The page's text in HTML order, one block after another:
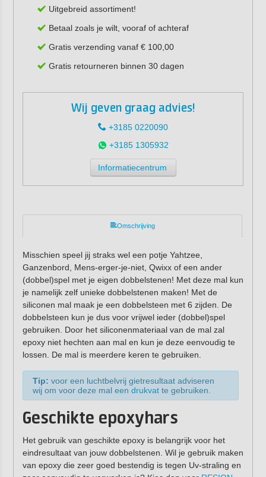
Uitgebreid assortiment!
Betaal zoals je wilt, vooraf of achteraf
Gratis verzending vanaf € 100,00
Gratis retourneren binnen 30 dagen
Wij geven graag advies!
+3185 0220090
+3185 1305932
Informatiecentrum
Omschrijving
Misschien speel jij straks wel een potje Yahtzee,
Ganzenbord, Mens-erger-je-niet, Qwixx of een ander
(dobbel)spel met je eigen dobbelstenen! Met deze mal kun
je namelijk zelf unieke dobbelstenen maken! Met de
siliconen mal maak je een dobbelsteen met 6 zijden. De
dobbelsteen kun je dus voor vrijwel ieder (dobbel)spel
gebruiken. Door het siliconenmateriaal van de mal zal
epoxy niet hechten aan mal en kun je deze eenvoudig te
lossen. De mal is meerdere keren te gebruiken.
Tip: voor een luchtbelvrij gietresultaat adviseren
wij om voor deze mal een drukvatte gebruiken.
Geschikte epoxyhars
Het gebruik van geschikte epoxy is belangrijk voor het
eindresultaat van jouw dobbelstenen. Wil je gebruik maken
van epoxy die zeer goed bestendig is tegen Uv-straling en